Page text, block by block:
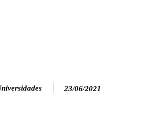
23/06/2021